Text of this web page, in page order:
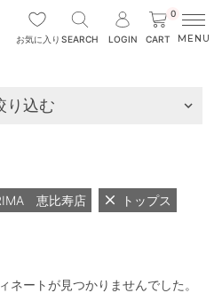
お気に入り SEARCH LOGIN
0
CART
り込む
恵比寿店 トップス
ネートが見つかりませんでした。